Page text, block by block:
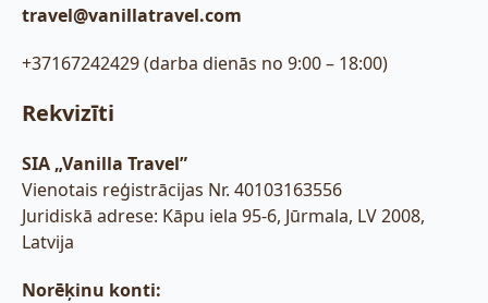
travel@vanillatravel.com
+37167242429 (darba dienās no 9:00 – 18:00)
Rekvizīti
SIA „Vanilla Travel”
Vienotais reģistrācijas Nr. 40103163556
Juridiskā adrese: Kāpu iela 95-6, Jūrmala, LV 2008,
Latvija
Norēķinu konti: